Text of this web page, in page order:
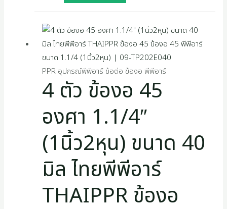
PPR อุปกรณ์พีพีอาร์ ข้อต่อ ข้องอ พีพีอาร์
4 ตัว ข้องอ 45
องศา 1.1/4″
(1นิ้ว2หุน) ขนาด 40
มิล ไทยพีพีอาร์
THAIPPR ข้องอ